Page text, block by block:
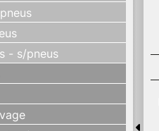
- s/pneus